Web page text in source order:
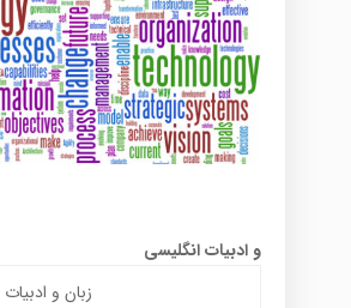
رشته
و ادبیات انگلیسی
زبان و